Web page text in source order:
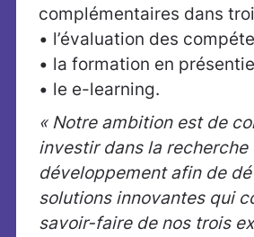
complémentaires dans
• l’évaluation des
• la formation en
• le e-learning.
« Notre ambition est de
investir dans la recherche
développement afin de
solutions innovantes qui
savoir-faire de nos trois